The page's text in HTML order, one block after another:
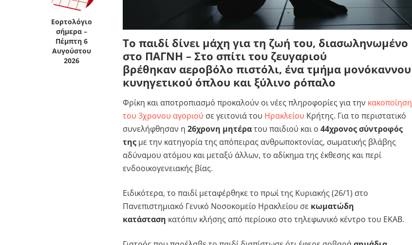
Εορτολόγιο
σήμερα –
Πέμπτη 6
Αυγούστου
2026
Το παιδί δίνει μάχη για τη ζωή του, διασωληνωμένο
στο ΠΑΓΝΗ – Στο σπίτι του ζευγαριού
βρέθηκαν αεροβόλο πιστόλι, ένα τμήμα μονόκαννου
κυνηγετικού όπλου και ξύλινο ρόπαλο
Φρίκη και αποτροπιασμό προκαλούν οι νέες πληροφορίες για την κακοποίηση
του 3χρονου αγοριού σε γειτονιά του Ηρακλείου Κρήτης. Για το περιστατικό
συνελήφθησαν η 26χρονη μητέρατου παιδιού και ο 44χρονος σύντροφός
της με την κατηγορία της απόπειρας ανθρωποκτονίας, σωματικής βλάβης
αδύναμου ατόμου και μεταξύ άλλων, το αδίκημα της έκθεσης και περί
ενδοοικογενειακής βίας.
Ειδικότερα, το παιδί μεταφέρθηκε το πρωί της Κυριακής (26/1) στο
Πανεπιστημιακό Γενικό Νοσοκομείο Ηρακλείου σε κωματώδη
κατάσταση κατόπιν κλήσης από περίοικο στο τηλεφωνικό κέντρο του ΕΚΑΒ.